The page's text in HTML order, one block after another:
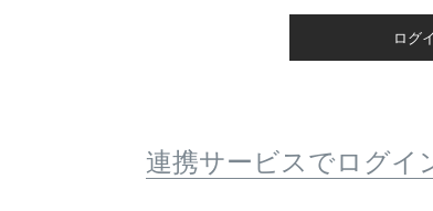
ログ
連携サービスでログイ